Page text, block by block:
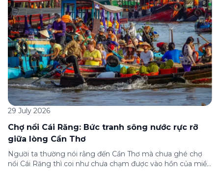
29 July 2026
Chợ nổi Cái Răng: Bức tranh sông nước rực rỡ
giữa lòng Cần Thơ
Người ta thường nói rằng đến Cần Thơ mà chưa ghé chợ
nổi Cái Răng thì coi như chưa chạm được vào hồn của miền